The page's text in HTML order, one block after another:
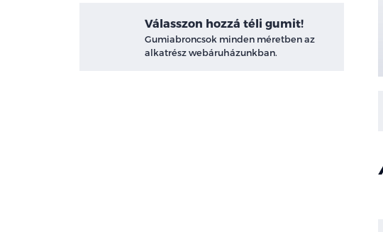
Válasszon hozzá téli gumit!
Gumiabroncsok minden méretben az
alkatrész webáruházunkban.